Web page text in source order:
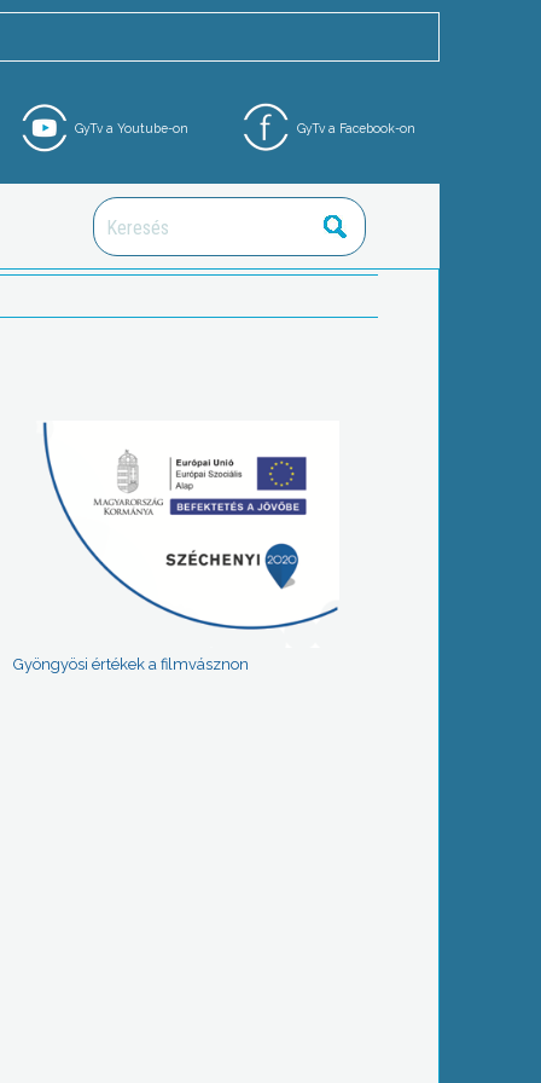
GyTv a Facebook-on
GyTv a Youtube-on
Gyöngyösi értékek a filmvásznon